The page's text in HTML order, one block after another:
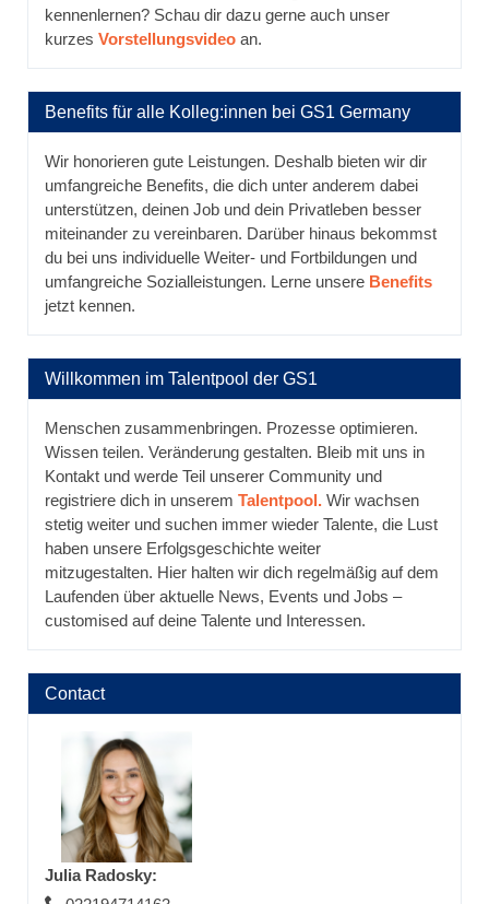
kennenlernen? Schau dir dazu gerne auch unser
kurzes Vorstellungsvideo an.
Benefits für alle Kolleg:innen bei GS1 Germany
Wir honorieren gute Leistungen. Deshalb bieten wir dir
umfangreiche Benefits, die dich unter anderem dabei
unterstützen, deinen Job und dein Privatleben besser
miteinander zu vereinbaren. Darüber hinaus bekommst
du bei uns individuelle Weiter- und Fortbildungen und
umfangreiche Sozialleistungen. Lerne unsere Benefits
jetzt kennen.
Willkommen im Talentpool der GS1
Menschen zusammenbringen. Prozesse optimieren.
Wissen teilen. Veränderung gestalten. Bleib mit uns in
Kontakt und werde Teil unserer Community und
registriere dich in unserem Talentpool. Wir wachsen
stetig weiter und suchen immer wieder Talente, die Lust
haben unsere Erfolgsgeschichte weiter
mitzugestalten. Hier halten wir dich regelmäßig auf dem
Laufenden über aktuelle News, Events und Jobs –
customised auf deine Talente und Interessen.
Contact
Julia Radosky: